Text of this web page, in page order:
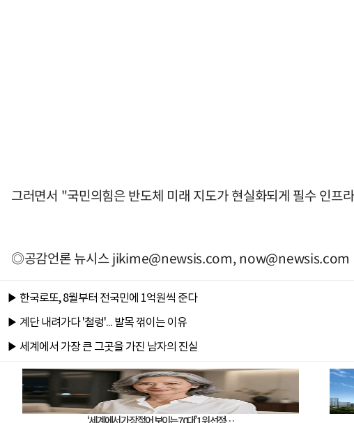
그러면서 "국민의힘은 반도체 미래 지도가 현실화되게 필수 인
◎공감언론 뉴시스jikime@newsis.com,now@newsis.com